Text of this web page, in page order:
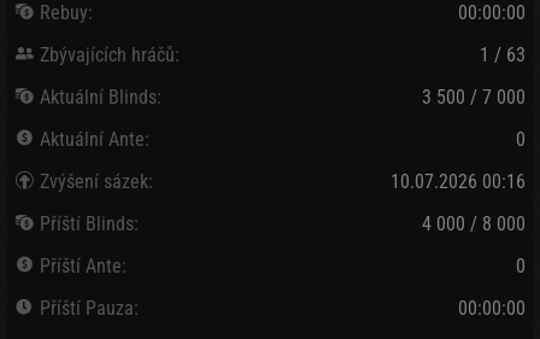
Rebuy:
00:00:00
Zbývajících hráčů:
1 / 63
Aktuální Blinds:
3 500 / 7 000
Aktuální Ante:
0
Zvýšení sázek:
10.07.2026 00:16
Příští Blinds:
4 000 / 8 000
Příští Ante:
0
Příští Pauza:
00:00:00